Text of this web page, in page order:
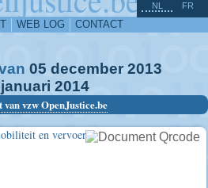
WEB LOG CONTACT
NL FR
05 december 2013
januari 2014
van vzw OpenJustice.be
en vervoer
^